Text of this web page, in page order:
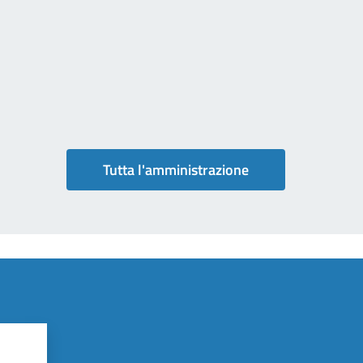
Tutta l'amministrazione